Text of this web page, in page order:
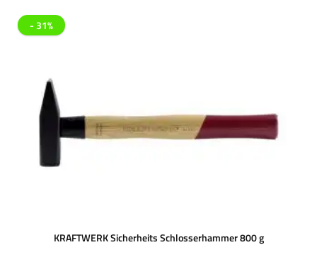
- 31%
KRAFTWERK Sicherheits Schlosserhammer 800 g